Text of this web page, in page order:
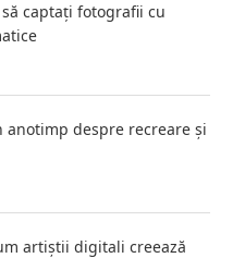
captați fotografii cu
anotimp despre recreare și
artiștii digitali creează